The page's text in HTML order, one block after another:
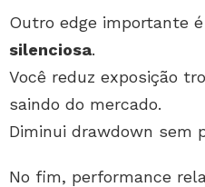
Outro edge importante
silenciosa.
Você reduz exposição
saindo do mercado.
Diminui drawdown sem
No fim, performance